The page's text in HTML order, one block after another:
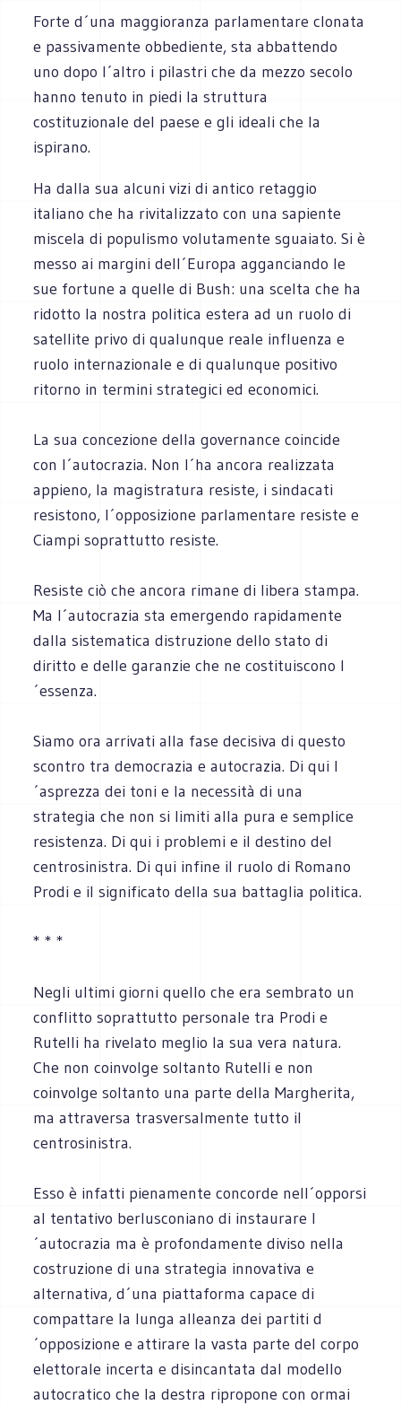
Forte d´una maggioranza parlamentare clonata
e passivamente obbediente, sta abbattendo
uno dopo l´altro i pilastri che da mezzo secolo
hanno tenuto in piedi la struttura
costituzionale del paese e gli ideali che la
ispirano.
Ha dalla sua alcuni vizi di antico retaggio
italiano che ha rivitalizzato con una sapiente
miscela di populismo volutamente sguaiato. Si è
messo ai margini dell´Europa agganciando le
sue fortune a quelle di Bush: una scelta che ha
ridotto la nostra politica estera ad un ruolo di
satellite privo di qualunque reale influenza e
ruolo internazionale e di qualunque positivo
ritorno in termini strategici ed economici.
La sua concezione della governance coincide
con l´autocrazia. Non l´ha ancora realizzata
appieno, la magistratura resiste, i sindacati
resistono, l´opposizione parlamentare resiste e
Ciampi soprattutto resiste.
Resiste ciò che ancora rimane di libera stampa.
Ma l´autocrazia sta emergendo rapidamente
dalla sistematica distruzione dello stato di
diritto e delle garanzie che ne costituiscono l
´essenza.
Siamo ora arrivati alla fase decisiva di questo
scontro tra democrazia e autocrazia. Di qui l
´asprezza dei toni e la necessità di una
strategia che non si limiti alla pura e semplice
resistenza. Di qui i problemi e il destino del
centrosinistra. Di qui infine il ruolo di Romano
Prodi e il significato della sua battaglia politica.
* * *
Negli ultimi giorni quello che era sembrato un
conflitto soprattutto personale tra Prodi e
Rutelli ha rivelato meglio la sua vera natura.
Che non coinvolge soltanto Rutelli e non
coinvolge soltanto una parte della Margherita,
ma attraversa trasversalmente tutto il
centrosinistra.
Esso è infatti pienamente concorde nell´opporsi
al tentativo berlusconiano di instaurare l
´autocrazia ma è profondamente diviso nella
costruzione di una strategia innovativa e
alternativa, d´una piattaforma capace di
compattare la lunga alleanza dei partiti d
´opposizione e attirare la vasta parte del corpo
elettorale incerta e disincantata dal modello
autocratico che la destra ripropone con ormai